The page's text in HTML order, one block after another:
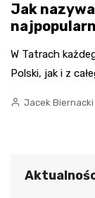
Jak
W Tatrach
Polski, jak i z
Jacek Biernacki